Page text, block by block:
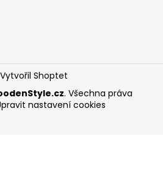
Vytvořil Shoptet
. Všechna práva
nastavení cookies